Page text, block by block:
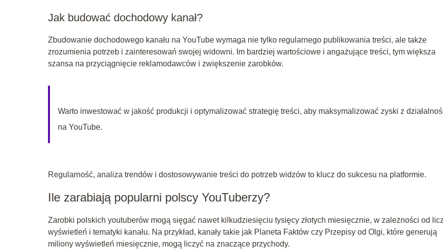
Jak budować dochodowy kanał?
Zbudowanie dochodowego kanału na YouTube wymaga nie tylko regularnego publikowania treści, ale także
zrozumienia potrzeb i zainteresowań swojej widowni. Im bardziej wartościowe i angażujące treści, tym większa
szansa na przyciągnięcie reklamodawców i zwiększenie zarobków.
Warto inwestować w jakość produkcji i optymalizować strategię treści, aby maksymalizować zyski z
na YouTube.
Regularność, analiza trendów i dostosowywanie treści do potrzeb widzów to klucz do sukcesu na platformie.
Ile zarabiają popularni polscy YouTuberzy?
Zarobki polskich youtuberów mogą sięgać nawet kilkudziesięciu tysięcy złotych miesięcznie, w zależności od
wyświetleń i tematyki kanału. Na przykład, kanały takie jak Planeta Faktów czy Przepisy od Olgi, które generują
miliony wyświetleń miesięcznie, mogą liczyć na znaczące przychody.